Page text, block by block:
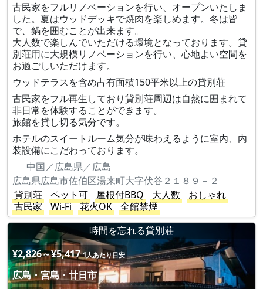
古民家をフルリノベーションを行い、オープンいたしま
した。夏はウッドデッキで焼肉を楽しめます。冬は皆
で、鍋を囲むことが出来ます。
大人数で楽しんでいただける環境となっております。貸
別荘用に大規模リノベーションを行い、心地よい空間を
お過ごしいただけます。
ウッドテラスを含め占有面積150平米以上の貸別荘
古民家をフル再生しており貸別荘周辺は自然に囲まれて
非日常を体験することができます。
旅館を貸し切る気分です。
ホテルのスイートルーム気分が味わえるように室内、内
装設備にこだわっております。
中国／広島県／広島
広島県広島市佐伯区湯来町大字伏谷２１８９－２
貸別荘
ペット可 屋根付BBQ 大人数
おしゃれ
古民家
Wi-Fi 花火OK
全館禁煙
時間を忘れる貸別荘
¥2,826～¥5,417 1人あたり目安
広島・宮島・廿日市